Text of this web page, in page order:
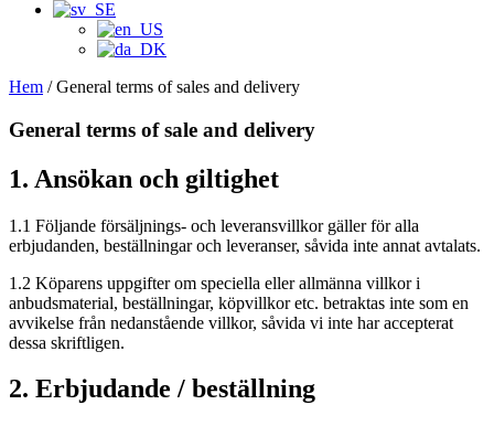
Hem / General terms of sales and delivery
General terms of sale and delivery
1. Ansökan och giltighet
1.1 Följande försäljnings- och leveransvillkor gäller för alla
erbjudanden, beställningar och leveranser, såvida inte annat avtalats.
1.2 Köparens uppgifter om speciella eller allmänna villkor i
anbudsmaterial, beställningar, köpvillkor etc. betraktas inte som en
avvikelse från nedanstående villkor, såvida vi inte har accepterat
dessa skriftligen.
2. Erbjudande / beställning